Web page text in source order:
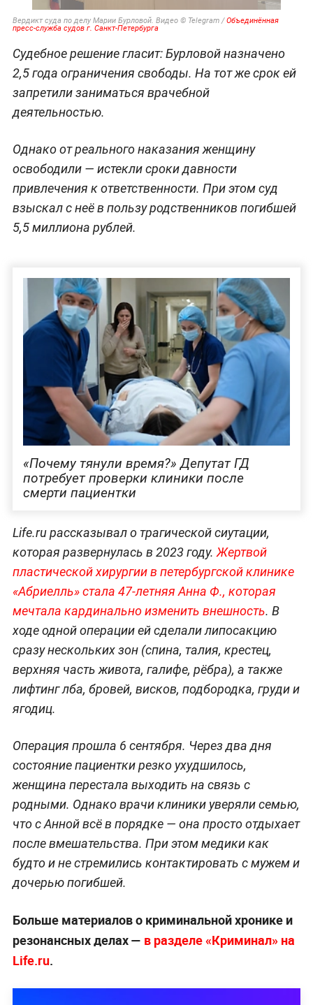
Вердикт суда по делу Марии Бурловой. Видео © Telegram /Объединённая
пресс-служба судов г. Санкт-Петербурга
Судебное решение гласит: Бурловой назначено
2,5 года ограничения свободы. На тот же срок ей
запретили заниматься врачебной
деятельностью.
Однако от реального наказания женщину
освободили — истекли сроки давности
привлечения к ответственности. При этом суд
взыскал с неё в пользу родственников погибшей
5,5 миллиона рублей.
«Почему тянули время?» Депутат ГД
потребует проверки клиники после
смерти пациентки
Life.ru рассказывал о трагической сиутации,
которая развернулась в 2023 году. Жертвой
пластической хирургии в петербургской клинике
«Абриелль» стала 47-летняя Анна Ф., которая
мечтала кардинально изменить внешность. В
ходе одной операции ей сделали липосакцию
сразу нескольких зон (спина, талия, крестец,
верхняя часть живота, галифе, рёбра), а также
лифтинг лба, бровей, висков, подбородка, груди и
ягодиц.
Операция прошла 6 сентября. Через два дня
состояние пациентки резко ухудшилось,
женщина перестала выходить на связь с
родными. Однако врачи клиники уверяли семью,
что с Анной всё в порядке — она просто отдыхает
после вмешательства. При этом медики как
будто и не стремились контактировать с мужем и
дочерью погибшей.
Больше материалов о криминальной хронике и
резонансных делах — в разделе «Криминал» на
Life.ru.